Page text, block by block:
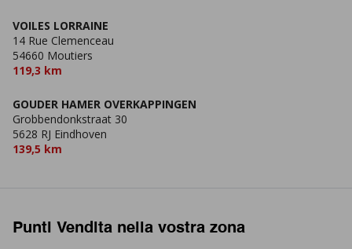
VOILES LORRAINE
14 Rue Clemenceau
54660 Moutiers
119,3 km
GOUDER HAMER OVERKAPPINGEN
Grobbendonkstraat 30
5628 RJ Eindhoven
139,5 km
Punti Vendita nella vostra zona